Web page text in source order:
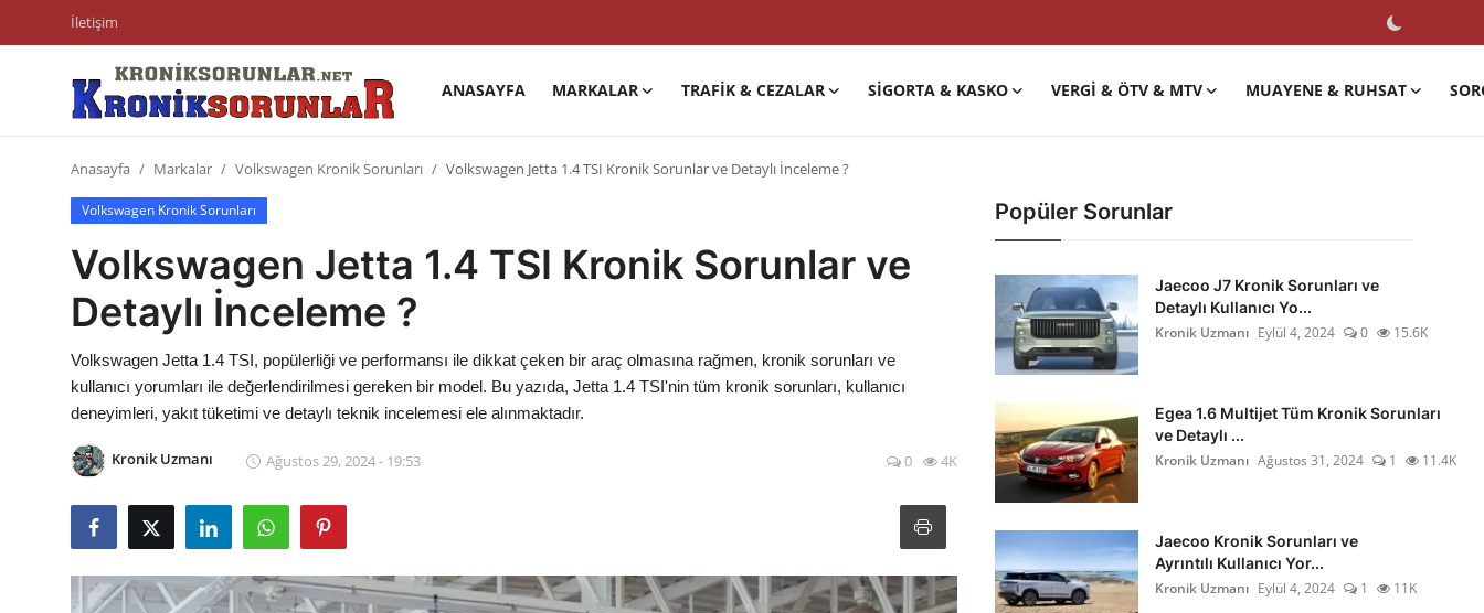
İletişim
ANASAYFA MARKALAR TRAFIK & CEZALAR SIGORTA & KASKO VERGI & ÖTV & MTV MUAYENE & RUHSAT
Trafik & Cezalar
Sigorta & Kasko
Vergi & ÖTV & MTV
Sorgulamalar
İkinci El & Alım-Satım
Bakım & Arıza Çözümleri
Anasayfa Markalar Volkswagen Kronik Sorunları Volkswagen Jetta 1.4 TSI Kronik Sorunlar ve Detaylı İnceleme ?
Volkswagen Kronik Sorunları
Volkswagen Jetta 1.4 TSI Kronik Sorunlar ve
Detaylı İnceleme ?
Volkswagen Jetta 1.4 TSI, popülerliği ve performansı ile dikkat çeken bir araç olmasına rağmen, kronik sorunları ve
kullanıcı yorumları ile değerlendirilmesi gereken bir model. Bu yazıda, Jetta 1.4 TSI'nin tüm kronik sorunları, kullanıcı
deneyimleri, yakıt tüketimi ve detaylı teknik incelemesi ele alınmaktadır.
Kronik Uzmanı Ağustos 29, 2024 - 19:53 0 4K
Popüler Sorunlar
Jaecoo J7 Kronik Sorunları ve
Detaylı Kullanıcı Yo...
Kronik Uzmanı Eylül 4, 2024 0 15.6K
Egea 1.6 Multijet Tüm Kronik Sorunları
ve Detaylı ...
Kronik Uzmanı Ağustos 31, 2024 1 11.4K
Jaecoo Kronik Sorunları ve
Ayrıntılı Kullanıcı Yor...
Kronik Uzmanı Eylül 4, 2024 1 11K